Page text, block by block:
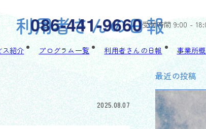
086-441-9660受付時間 9:00 -
ス紹介 プログラム一覧 利用者さんの日報 事業所
利用者さんの日報
2025.08.07
最近の投稿